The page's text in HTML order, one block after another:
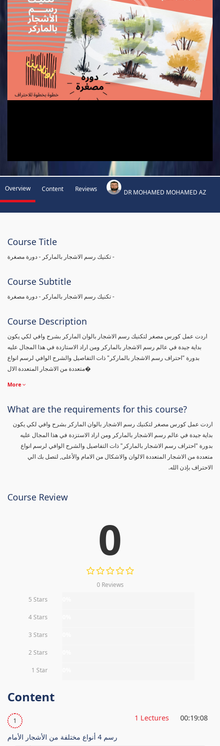
Overview Content Reviews DR MOHAMED MOHAMED AZ
Course Title
تكنيك رسم الاشجار بالماركر - دورة مصغرة -
Course Subtitle
تكنيك رسم الاشجار بالماركر - دورة مصغرة -
Course Description
اردت عمل كورس مصغر لتكنيك رسم الاشجار بالوان الماركر بشرح وافي لكي يكون
بداية جيدة في عالم رسم الاشجار بالماركر ومن اراد الاستازدة في هذا المجال عليه
بدورة "احتراف رسم الاشجار بالماركر" ذات التفاصيل والشرح الوافي لرسم انواع
متعددة من الاشجار المتعددة الال�
More
What are the requirements for this course?
اردت عمل كورس مصغر لتكنيك رسم الاشجار بالوان الماركر بشرح وافي لكي يكون
بداية جيدة في عالم رسم الاشجار بالماركر ومن اراد الاستزدة في هذا المجال عليه
بدورة "احتراف رسم الاشجار بالماركر" ذات التفاصيل والشرح الوافي لرسم انواع
متعددة من الاشجار المتعددة الالوان والاشكال من الامام والأعلى, لتصل بك الي
الاحتراف بإذن الله.
Course Review
0
0 Reviews
5 Stars
4 Stars
3 Stars
2 Stars
1 Star
Content
1 1 Lectures 00:19:08
رسم 4 أنواع مختلفة من الأشجار الأمام